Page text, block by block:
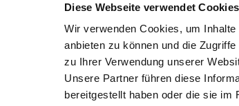
Diese Webseite verwendet Cookies
Wir verwenden Cookies, um
anbieten zu können und die
zu Ihrer Verwendung unserer
Unsere Partner führen diese
bereitgestellt haben oder die sie im
News
Digitales
Exhibitions
Cinema
Kino2online
Collections